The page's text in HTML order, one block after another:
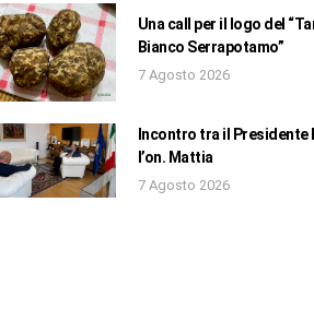
Una call per il logo del
Bianco Serrapotamo”
7 Agosto 2026
Incontro tra il Presidente
l’on. Mattia
7 Agosto 2026